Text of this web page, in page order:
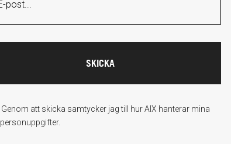
Genom att skicka samtycker jag till hur AIX hanterar mina
personuppgifter.